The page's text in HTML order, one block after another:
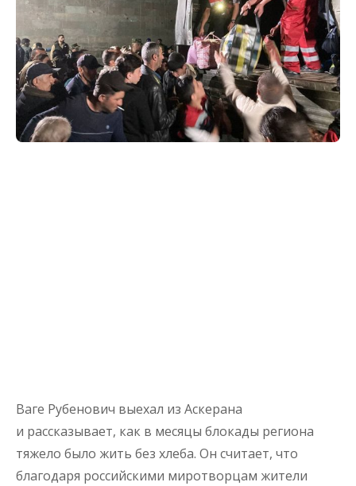
Ваге Рубенович выехал из Аскерана
и рассказывает, как в месяцы блокады региона
тяжело было жить без хлеба. Он считает, что
благодаря российскими миротворцам жители